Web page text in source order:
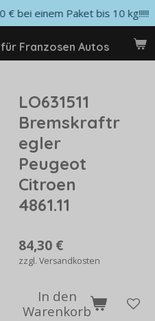
Franzosen Autos
€ bei einem Paket bis 10 kg!!!!!
LO631511
Bremskraftr
egler
Peugeot
Citroen
4861.11
84,30 €
zzgl. Versandkosten
In den
Warenkorb